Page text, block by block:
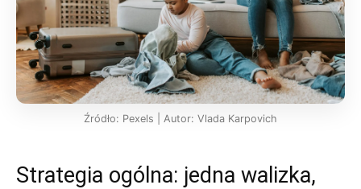
Źródło: Pexels | Autor: Vlada Karpovich
Strategia ogólna: jedna walizka,